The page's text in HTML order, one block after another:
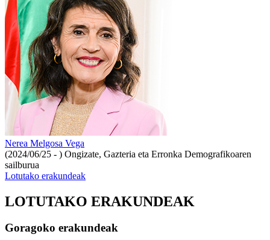
Nerea Melgosa Vega
(2024/06/25 - ) Ongizate, Gazteria eta Erronka Demografikoaren
sailburua
Lotutako erakundeak
LOTUTAKO ERAKUNDEAK
Goragoko erakundeak